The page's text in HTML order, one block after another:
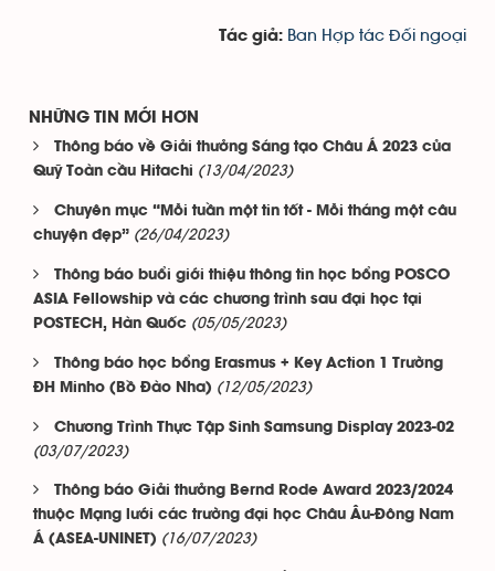
Tác giả: Ban Hợp tác Đối ngoại
NHỮNG TIN MỚI HƠN
Thông báo về Giải thưởng Sáng tạo Châu Á 2023 của
Quỹ Toàn cầu Hitachi (13/04/2023)
Chuyên mục “Mỗi tuần một tin tốt - Mỗi tháng một câu
chuyện đẹp” (26/04/2023)
Thông báo buổi giới thiệu thông tin học bổng POSCO
ASIA Fellowship và các chương trình sau đại học tại
POSTECH, Hàn Quốc (05/05/2023)
Thông báo học bổng Erasmus + Key Action 1 Trường
ĐH Minho (Bồ Đào Nha) (12/05/2023)
Chương Trình Thực Tập Sinh Samsung Display 2023-02
(03/07/2023)
Thông báo Giải thưởng Bernd Rode Award 2023/2024
thuộc Mạng lưới các trường đại học Châu Âu-Đông Nam
Á (ASEA-UNINET) (16/07/2023)